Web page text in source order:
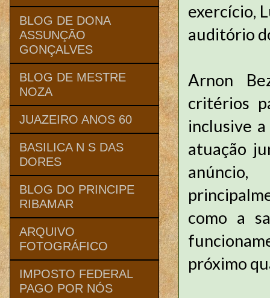
exercício,
auditório
Arnon
critérios
inclusive
atuação
como a
próximo
BLOG DE DONA
ASSUNÇÃO
GONÇALVES
BLOG DE MESTRE
NOZA
JUAZEIRO ANOS 60
BASILICA N S DAS
DORES
BLOG DO PRINCIPE
RIBAMAR
ARQUIVO
FOTOGRÁFICO
IMPOSTO FEDERAL
PAGO POR NÓS